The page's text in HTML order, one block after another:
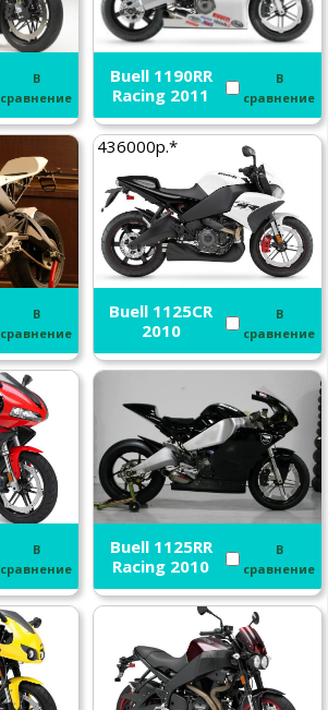
В
сравнение
Buell 1190RR
Racing 2011
В
сравнение
В
сравнение
436000р.*
Buell 1125CR
2010
В
сравнение
В
сравнение
Buell 1125RR
Racing 2010
В
сравнение